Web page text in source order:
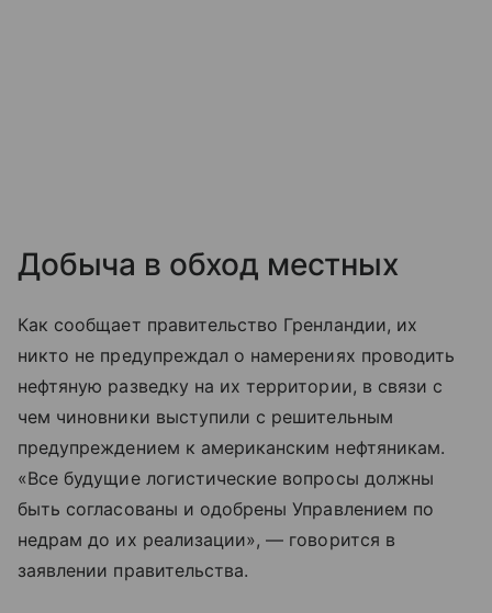
Добыча в обход местных
Как сообщает правительство Гренландии, их
никто не предупреждал о намерениях проводить
нефтяную разведку на их территории, в связи с
чем чиновники выступили с решительным
предупреждением к американским нефтяникам.
«Все будущие логистические вопросы должны
быть согласованы и одобрены Управлением по
недрам до их реализации», — говорится в
заявлении правительства.